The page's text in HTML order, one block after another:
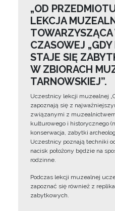
„OD
LEKCJA
CZASOWEJ
STAJE SIĘ
W ZBIORACH
TARNOWSKIEJ”.
Uczestnicy lekcji muzealnej
zapoznają się z
związanymi z
kulturowego i historycznego
konserwacja, zabytki
Uczestnicy poznają techniki
nacisk położony będzie na
rodzinne.
Podczas lekcji muzealnej
zapoznać się również z
zabytkowych.